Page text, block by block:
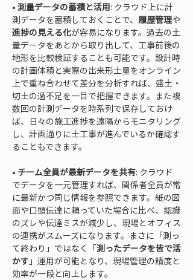
• 測量データの蓄積と活用: クラウド上に計
測データを蓄積しておくことで、 履歴管理や
進捗の見える化が容易になります。過去の土
量データをあとから取り出して、工事前後の
地形を比較検証することも可能です。設計時
の計画体積と実際の出来形土量をオンライン
上で重ね合わせて差分を分析すれば、盛土・
切土の過不足を一目で把握できます。また複
数回の計測データを時系列で保存しておけ
ば、日々の施工進捗を遠隔からモニタリング
し、計画通りに土工事が進んでいるか確認す
• チーム全員が最新データを共有: クラウド
でデータを一元管理すれば、関係者全員が常
に最新かつ同じ情報を参照できます。紙の図
面や口頭伝達に頼っていた場合に比べ、認識
のズレや伝達ミスが減少し、現場とオフィス
の連携がスムーズになります。まさに「測っ
て終わり」ではなく「測ったデータを皆で活
かす 」運用が可能となり、現場管理の精度と
効率が一段と向上します。